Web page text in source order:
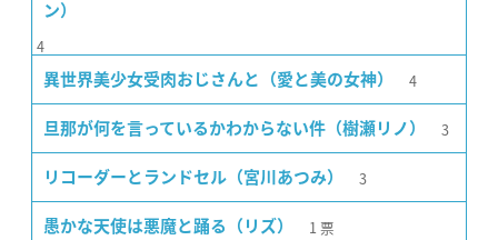
ン）
4
異世界美少女受肉おじさんと（愛と美の女神） 4
旦那が何を言っているかわからない件（樹瀬リノ） 3
リコーダーとランドセル（宮川あつみ） 3
愚かな天使は悪魔と踊る（リズ） 1 票